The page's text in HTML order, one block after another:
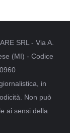
SRL - Via A.
(MI) - Codice
in
Non può
ai sensi della